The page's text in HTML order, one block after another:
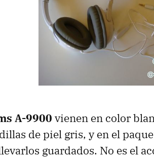
A-9900 vienen en color
de piel gris, y en el
guardados. No es el